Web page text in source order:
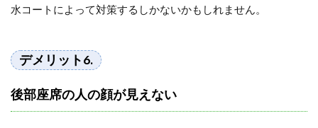
水コートによって対策するしかないかもしれません。
デメリット6.
後部座席の人の顔が見えない